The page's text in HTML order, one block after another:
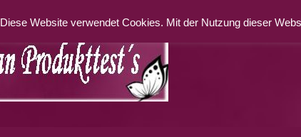
Diese Website verwendet Cookies. Mit der Nutzung dieser